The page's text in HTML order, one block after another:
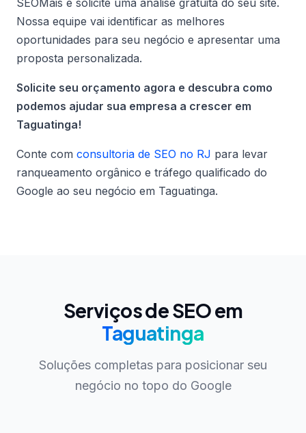
SEOMais e solicite uma análise gratuita do seu site.
Nossa equipe vai identificar as melhores
oportunidades para seu negócio e apresentar uma
proposta personalizada.
Solicite seu orçamento agora e descubra como
podemos ajudar sua empresa a crescer em
Taguatinga!
Conte com consultoria de SEO no RJ para levar
ranqueamento orgânico e tráfego qualificado do
Google ao seu negócio em Taguatinga.
Serviços de SEO em
Taguatinga
Soluções completas para posicionar seu
negócio no topo do Google